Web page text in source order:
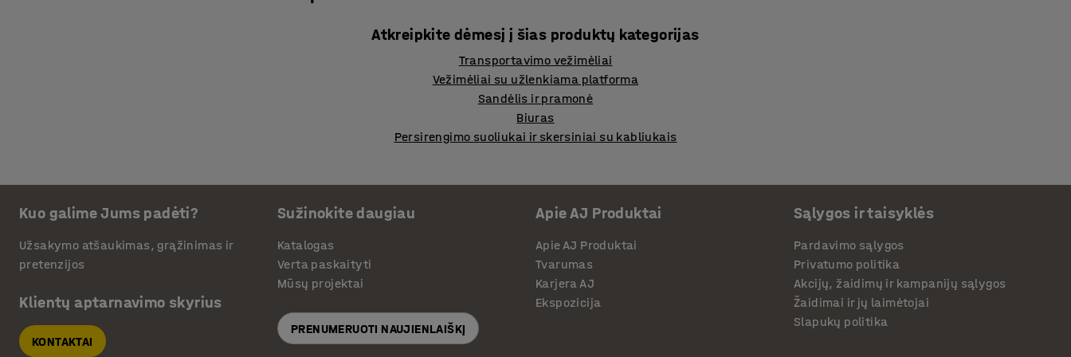
Atkreipkite dėmesį į šias produktų kategorijas
Transportavimo vežimėliai
Vežimėliai su užlenkiama platforma
Sandėlis ir pramonė
Biuras
Persirengimo suoliukai ir skersiniai su kabliukais
Kuo galime Jums padėti?
Užsakymo atšaukimas, grąžinimas ir
pretenzijos
Klientų aptarnavimo skyrius
KONTAKTAI
Sužinokite daugiau
Katalogas
Verta paskaityti
Mūsų projektai
PRENUMERUOTI NAUJIENLAIŠKĮ
Apie AJ Produktai
Apie AJ Produktai
Tvarumas
Karjera AJ
Ekspozicija
Sąlygos ir taisyklės
Pardavimo sąlygos
Privatumo politika
Akcijų, žaidimų ir kampanijų sąlygos
Žaidimai ir jų laimėtojai
Slapukų politika